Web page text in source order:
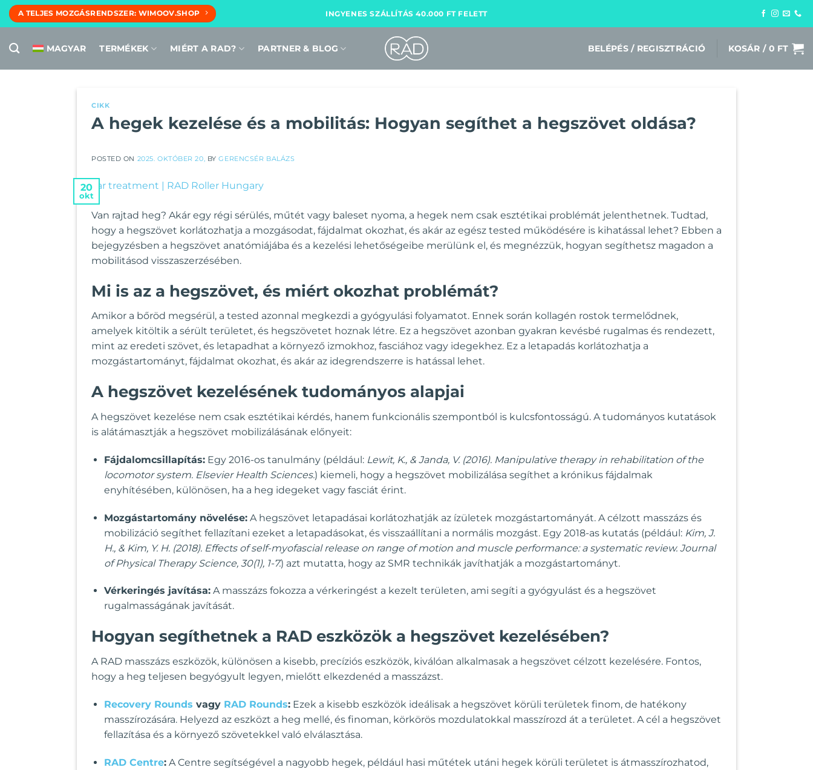
Skip
A TELJES MOZGÁSRENDSZER: WIMOOV.SHOP INGYENES SZÁLLÍTÁS 40.000 FT FELETT
MAGYAR TERMÉKEK MIÉRT A RAD? PARTNER & BLOG BELÉPÉS / REGISZTRÁCIÓ KOSÁR / 0 FT
CIKK
A hegek kezelése és a mobilitás: Hogyan segíthet a hegszövet oldása?
POSTED ON 2025. OKTÓBER 20, BYGERENCSÉR BALÁZS
20
okt
Van rajtad heg? Akár egy régi sérülés, műtét vagy baleset nyoma, a hegek nem csak esztétikai problémát jelenthetnek. Tudtad,
hogy a hegszövet korlátozhatja a mozgásodat, fájdalmat okozhat, és akár az egész tested működésére is kihatással lehet? Ebben a
bejegyzésben a hegszövet anatómiájába és a kezelési lehetőségeibe merülünk el, és megnézzük, hogyan segíthetsz magadon a
mobilitásod visszaszerzésében.
Mi is az a hegszövet, és miért okozhat problémát?
Amikor a bőröd megsérül, a tested azonnal megkezdi a gyógyulási folyamatot. Ennek során kollagén rostok termelődnek,
amelyek kitöltik a sérült területet, és hegszövetet hoznak létre. Ez a hegszövet azonban gyakran kevésbé rugalmas és rendezett,
mint az eredeti szövet, és letapadhat a környező izmokhoz, fasciához vagy idegekhez. Ez a letapadás korlátozhatja a
mozgástartományt, fájdalmat okozhat, és akár az idegrendszerre is hatással lehet.
A hegszövet kezelésének tudományos alapjai
A hegszövet kezelése nem csak esztétikai kérdés, hanem funkcionális szempontból is kulcsfontosságú. A tudományos kutatások
is alátámasztják a hegszövet mobilizálásának előnyeit:
Fájdalomcsillapítás:Egy 2016-os tanulmány (például: Lewit, K., & Janda, V. (2016). Manipulative therapy in rehabilitation of the
locomotor system. Elsevier Health Sciences.) kiemeli, hogy a hegszövet mobilizálása segíthet a krónikus fájdalmak
enyhítésében, különösen, ha a heg idegeket vagy fasciát érint.
Mozgástartomány növelése:A hegszövet letapadásai korlátozhatják az ízületek mozgástartományát. A célzott masszázs és
mobilizáció segíthet fellazítani ezeket a letapadásokat, és visszaállítani a normális mozgást. Egy 2018-as kutatás (például: Kim, J.
H., & Kim, Y. H. (2018). Effects of self-myofascial release on range of motion and muscle performance: a systematic review. Journal
of Physical Therapy Science, 30(1), 1-7.) azt mutatta, hogy az SMR technikák javíthatják a mozgástartományt.
Vérkeringés javítása:A masszázs fokozza a vérkeringést a kezelt területen, ami segíti a gyógyulást és a hegszövet
rugalmasságának javítását.
Hogyan segíthetnek a RAD eszközök a hegszövet kezelésében?
A RAD masszázs eszközök, különösen a kisebb, precíziós eszközök, kiválóan alkalmasak a hegszövet célzott kezelésére. Fontos,
hogy a heg teljesen begyógyult legyen, mielőtt elkezdenéd a masszázst.
Recovery Rounds vagy RAD Rounds:Ezek a kisebb eszközök ideálisak a hegszövet körüli területek finom, de hatékony
masszírozására. Helyezd az eszközt a heg mellé, és finoman, körkörös mozdulatokkal masszírozd át a területet. A cél a hegszövet
fellazítása és a környező szövetekkel való elválasztása.
RAD Centre:A Centre segítségével a nagyobb hegek, például hasi műtétek utáni hegek körüli területet is átmasszírozhatod,